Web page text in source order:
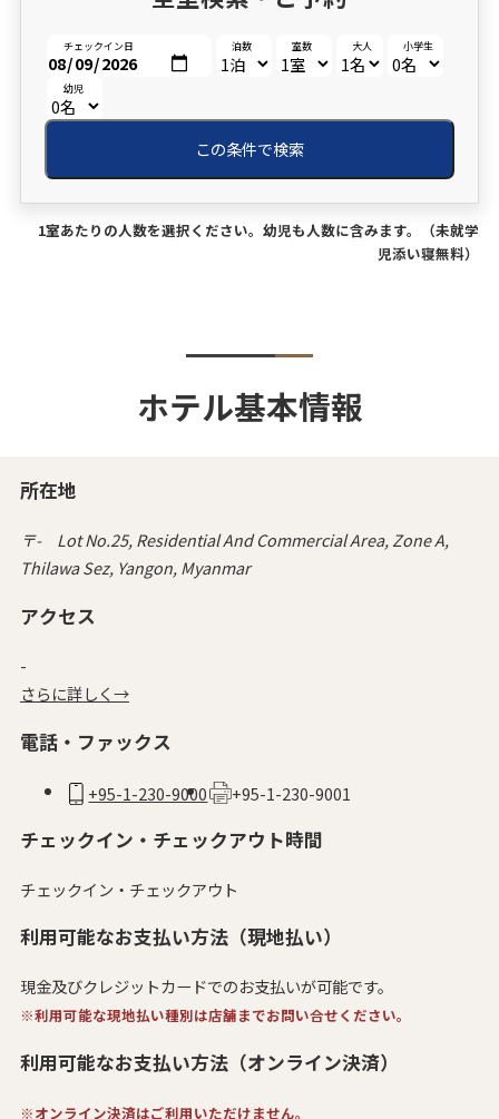
チェックイン日 泊数 室数 大人 小学生
幼児
この条件で検索
1室あたりの人数を選択ください。幼児も人数に含みます。（未就学
児添い寝無料）
ホテル基本情報
所在地
〒- Lot No.25, Residential And Commercial Area, Zone A,
Thilawa Sez, Yangon, Myanmar
アクセス
-
さらに詳しく→
電話・ファックス
+95-1-230-9000 +95-1-230-9001
チェックイン・チェックアウト時間
チェックイン・チェックアウト
利用可能なお支払い方法（現地払い）
現金及びクレジットカードでのお支払いが可能です。
※利用可能な現地払い種別は店舗までお問い合せください。
利用可能なお支払い方法（オンライン決済）
※オンライン決済はご利用いただけません。